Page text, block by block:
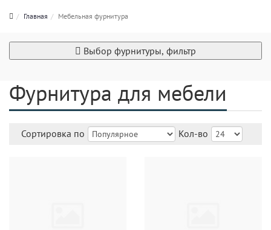
Главная Мебельная фурнитура
Выбор фурнитуры, фильтр
Фурнитура для мебели
Сортировка по Кол-во